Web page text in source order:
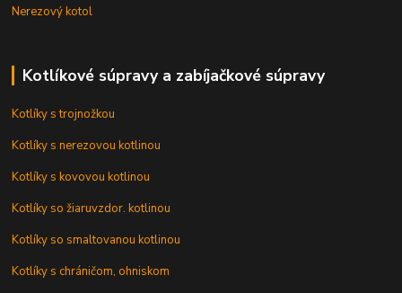
Nerezový kotol
Kotlíkové súpravy a zabíjačkové súpravy
Kotlíky s trojnožkou
Kotlíky s nerezovou kotlinou
Kotlíky s kovovou kotlinou
Kotlíky so žiaruvzdor. kotlinou
Kotlíky so smaltovanou kotlinou
Kotlíky s chráničom, ohniskom